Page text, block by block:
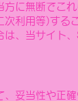
に無断でこ
利用等)する
、当サイト
妥当性や正